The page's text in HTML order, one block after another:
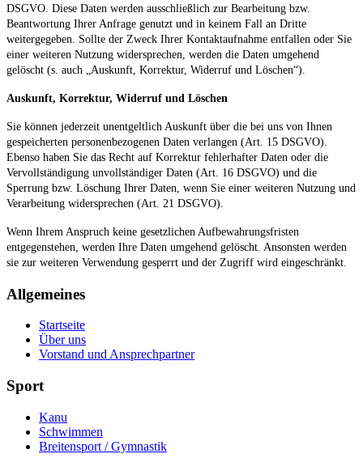
DSGVO. Diese Daten werden ausschließlich zur Bearbeitung bzw.
Beantwortung Ihrer Anfrage genutzt und in keinem Fall an Dritte
weitergegeben. Sollte der Zweck Ihrer Kontaktaufnahme entfallen oder Sie
einer weiteren Nutzung widersprechen, werden die Daten umgehend
gelöscht (s. auch „Auskunft, Korrektur, Widerruf und Löschen“).
Auskunft, Korrektur, Widerruf und Löschen
Sie können jederzeit unentgeltlich Auskunft über die bei uns von Ihnen
gespeicherten personenbezogenen Daten verlangen (Art. 15 DSGVO).
Ebenso haben Sie das Recht auf Korrektur fehlerhafter Daten oder die
Vervollständigung unvollständiger Daten (Art. 16 DSGVO) und die
Sperrung bzw. Löschung Ihrer Daten, wenn Sie einer weiteren Nutzung und
Verarbeitung widersprechen (Art. 21 DSGVO).
Wenn Ihrem Anspruch keine gesetzlichen Aufbewahrungsfristen
entgegenstehen, werden Ihre Daten umgehend gelöscht. Ansonsten werden
sie zur weiteren Verwendung gesperrt und der Zugriff wird eingeschränkt.
Allgemeines
Startseite
Über uns
Vorstand und Ansprechpartner
Sport
Kanu
Schwimmen
Breitensport / Gymnastik